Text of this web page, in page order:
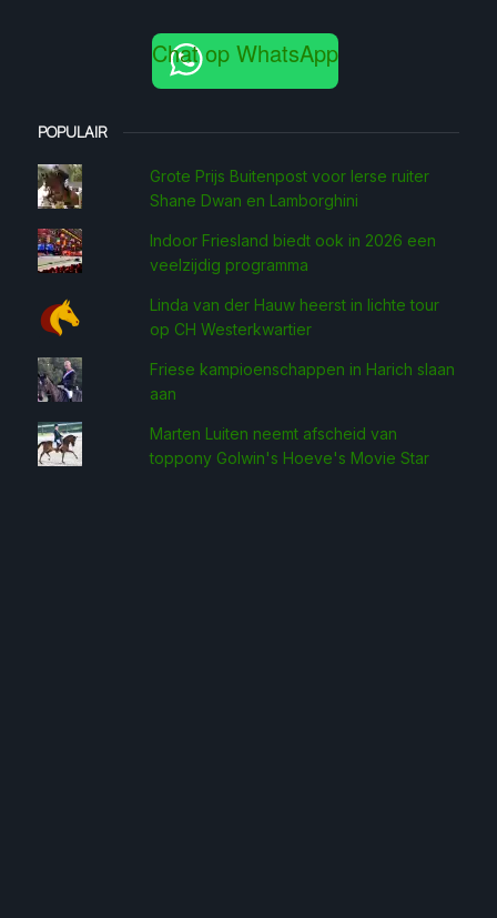
Chat op WhatsApp
POPULAIR
Grote Prijs Buitenpost voor Ierse ruiter
Shane Dwan en Lamborghini
Indoor Friesland biedt ook in 2026 een
veelzijdig programma
Linda van der Hauw heerst in lichte tour
op CH Westerkwartier
Friese kampioenschappen in Harich slaan
aan
Marten Luiten neemt afscheid van
toppony Golwin's Hoeve's Movie Star